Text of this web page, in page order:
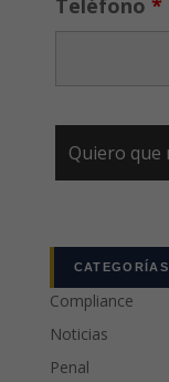
Teléfono *
CATEGORÍAS
Compliance
Noticias
Penal